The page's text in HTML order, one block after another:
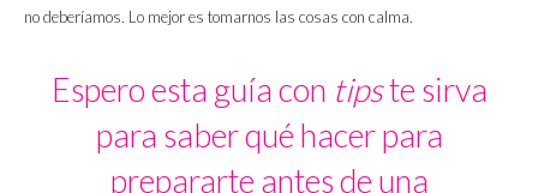
no deberíamos. Lo mejor es tomarnos las cosas con calma.
Espero esta guía con tipste sirva
para saber qué hacer para
prepararte antes de una